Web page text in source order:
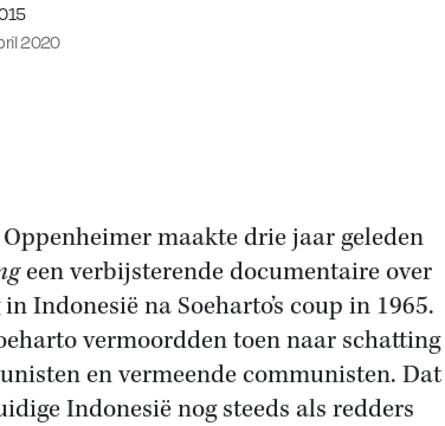
op:
2020
maakte drie jaar geleden
een verbijsterende documentaire over
Indonesië na Soeharto’s coup in 1965.
vermoordden toen naar schatting
en vermeende communisten. Dat
Indonesië nog steeds als redders